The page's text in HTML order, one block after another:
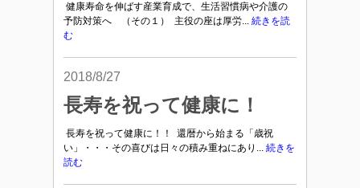
健康寿命を伸ばす産業育成で、生活習慣病や介護の
予防対策へ （その１） 主役の座は厚労... 続きを読
む
2018/8/27
長寿を祝って健康に！
長寿を祝って健康に！！ 還暦から始まる「歳祝
い」・・・その喜びは日々の積み重ねにあり... 続きを
読む